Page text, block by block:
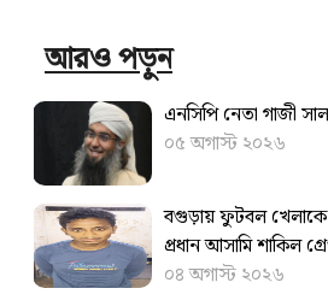
আরও পড়ুন
এনসিপি নেতা গাজী
০৫ অগাস্ট ২০২৬
বগুড়ায় ফুটবল খেলাকে
প্রধান আসামি শাকিল
০৪ অগাস্ট ২০২৬